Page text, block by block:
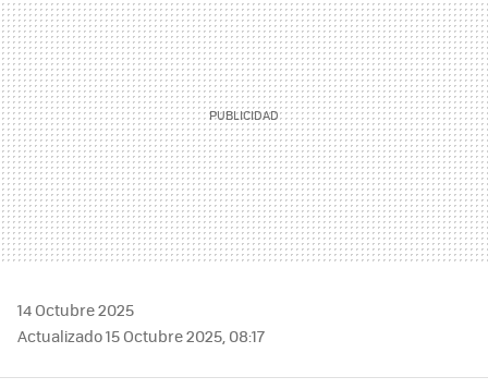
14 Octubre 2025
Actualizado 15 Octubre 2025, 08:17